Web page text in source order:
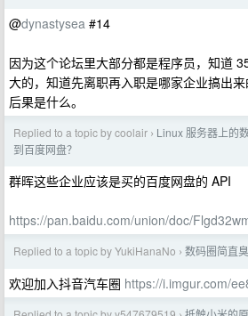
@dynastysea #14
因为这个论坛里大部分都是程序员，知道
大的，知道先离职再入职是哪家企业搞出
后果是什么。
Replied to a topic by coolair › Linux 服务器上的
到百度网盘？
群晖这些企业应该是买的百度网盘的 API
https://pan.baidu.com/union/doc/
Replied to a topic by YukiHanaNo › 数码圈简直
欢迎加入抖音汽车圈 https://i.imgur.com/